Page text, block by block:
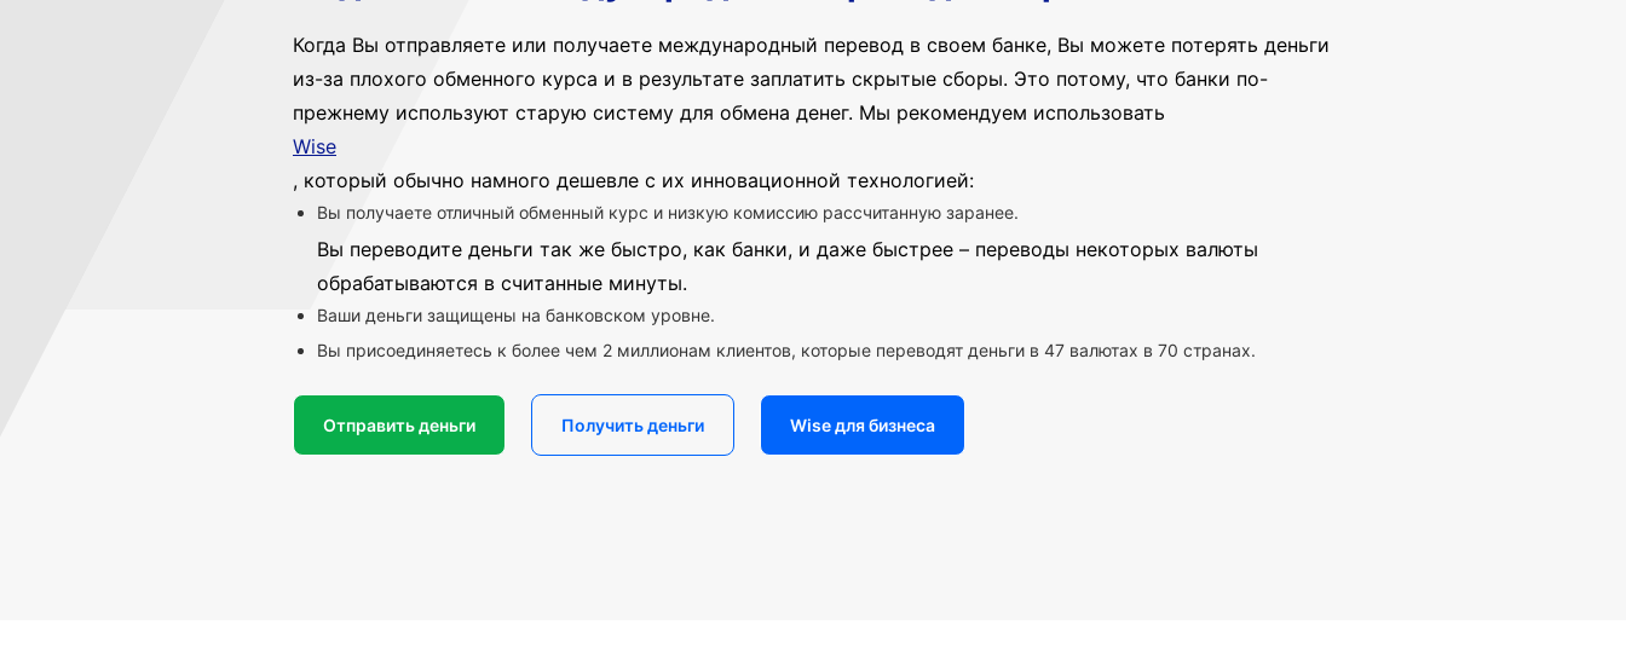
Когда Вы отправляете или получаете международный перевод в своем банке, Вы можете потерять деньги
из-за плохого обменного курса и в результате заплатить скрытые сборы. Это потому, что банки по-
прежнему используют старую систему для обмена денег. Мы рекомендуем использовать
Wise
, который обычно намного дешевле с их инновационной технологией:
Вы получаете отличный обменный курс и низкую комиссию рассчитанную заранее.
Вы переводите деньги так же быстро, как банки, и даже быстрее – переводы некоторых валюты
обрабатываются в считанные минуты.
Ваши деньги защищены на банковском уровне.
Вы присоединяетесь к более чем 2 миллионам клиентов, которые переводят деньги в 47 валютах в 70 странах.
Отправить деньги Получить деньги Wise для бизнеса